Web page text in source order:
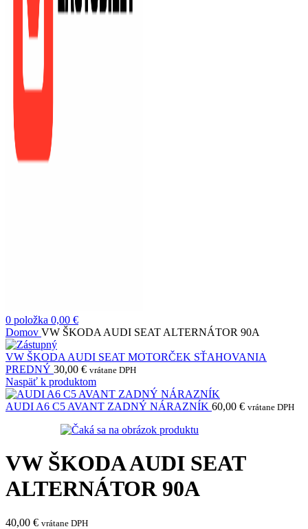
0 položka 0,00 €
Domov VW ŠKODA AUDI SEAT ALTERNÁTOR 90A
VW ŠKODA AUDI SEAT MOTORČEK SŤAHOVANIA
PREDNÝ 30,00 € vrátane DPH
Naspäť k produktom
AUDI A6 C5 AVANT ZADNÝ NÁRAZNÍK 60,00 € vrátane DPH
VW ŠKODA AUDI SEAT
ALTERNÁTOR 90A
40,00 € vrátane DPH